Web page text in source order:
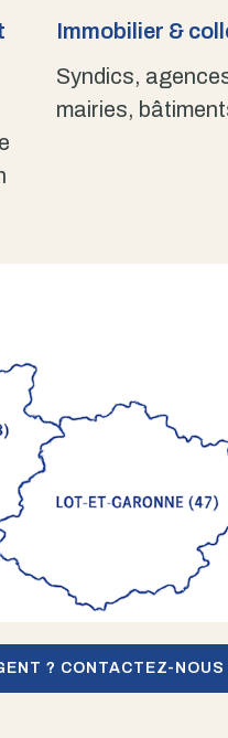
Immobilier &
Syndics,
mairies,
? CONTACTEZ-NOUS